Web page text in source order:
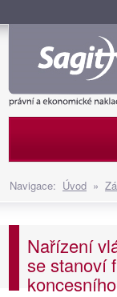
Navigace: Úvod »
Nařízení
se stanoví